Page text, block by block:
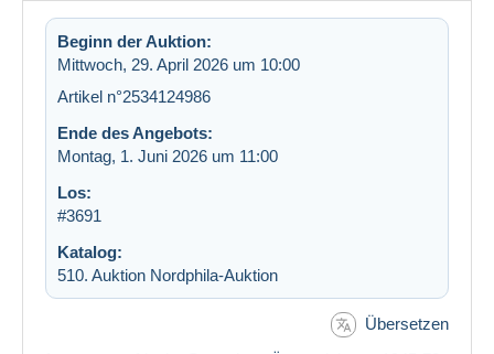
Beginn der Auktion:
Mittwoch, 29. April 2026 um 10:00
Artikel n°2534124986
Ende des Angebots:
Montag, 1. Juni 2026 um 11:00
Los:
#3691
Katalog:
510. Auktion Nordphila-Auktion
Übersetzen